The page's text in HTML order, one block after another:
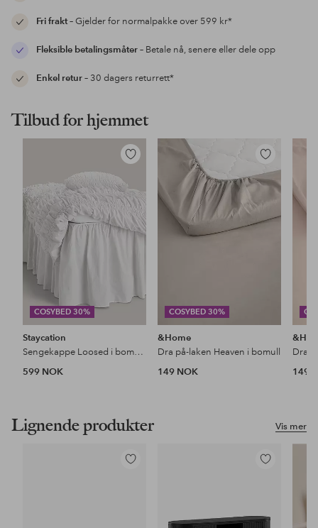
Fri frakt– Gjelder for normalpakke over 599 kr*
Fleksible betalingsmåter– Betale nå, senere eller dele opp
Enkel retur– 30 dagers returrett*
Tilbud for hjemmet
COSYBED 30%
Legg
favoritter
Staycation
Sengekappe Loosed i bomullspercale
599 NOK
COSYBED 30%
Legg
til
favoritter
&Home
Dra på-laken Heaven i bomull
149 NOK
Dra
149
Vis mer
Lignende produkter
Legg
Legg